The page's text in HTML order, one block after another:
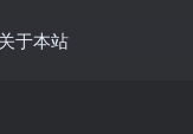
关于本站